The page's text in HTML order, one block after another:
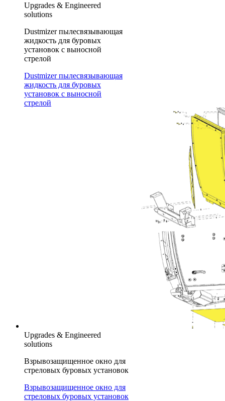
Upgrades & Engineered
solutions
Dustmizer пылесвязывающая
жидкость для буровых
установок с выносной
стрелой
Dustmizer пылесвязывающая
жидкость для буровых
установок с выносной
стрелой
Upgrades & Engineered
solutions
Взрывозащищенное окно для
стреловых буровых установок
Взрывозащищенное окно для
стреловых буровых установок